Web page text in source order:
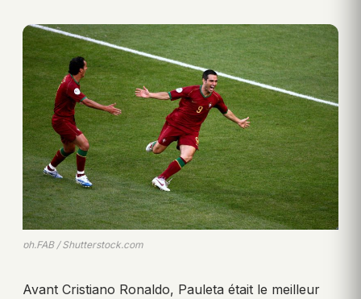
ph.FAB / Shutterstock.com
Avant Cristiano Ronaldo, Pauleta était le meilleur